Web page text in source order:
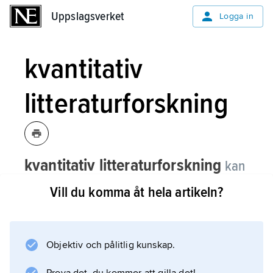
Uppslagsverket Logga in
kvantitativ
litteraturforskning
kvantitativ litteraturforskning kan
ha en sociologisk aspekt och då
innebära ett studium av exempelvis
distribution, upplagors storlek och
andra frågor kring det litterära
Vill du komma åt hela artikeln?
Objektiv och pålitlig kunskap.